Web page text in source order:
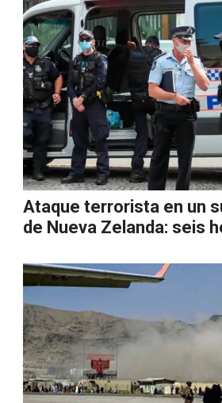
Ataque terrorista en un
de Nueva Zelanda: seis